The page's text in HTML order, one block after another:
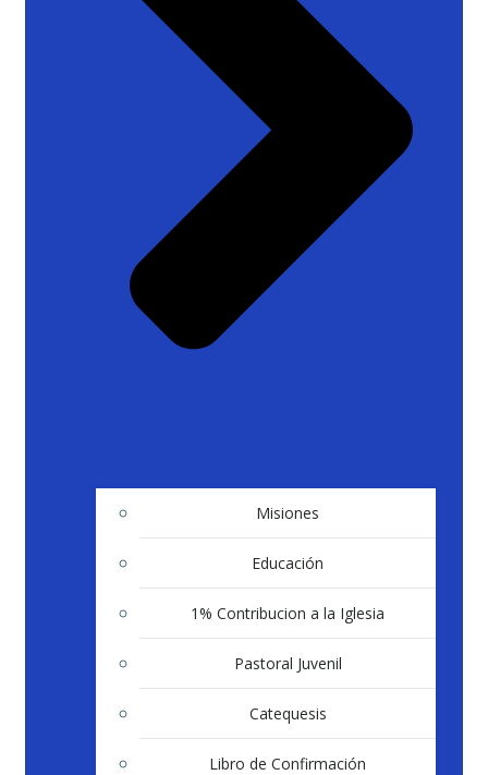
Misiones
Educación
1% Contribucion a la Iglesia
Pastoral Juvenil
Catequesis
Libro de Confirmación